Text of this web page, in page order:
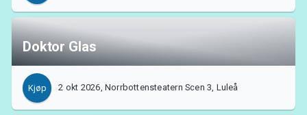
Doktor Glas
Kjøp 2 okt 2026, Norrbottensteatern Scen 3, Luleå